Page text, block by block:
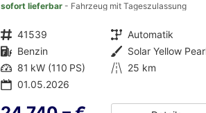
sofort lieferbar Fahrzeug mit Tageszulassung
Fahrzeugnr. 41539 Getriebe Automatik
Kraftstoff Benzin Außenfarbe
Leistung 81 kW (110 PS) Kilometerstand 25 km
01.05.2026